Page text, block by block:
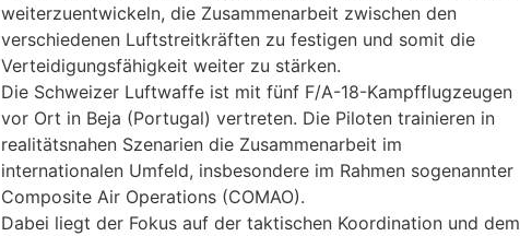
weiterzuentwickeln, die Zusammenarbeit zwischen den
verschiedenen Luftstreitkräften zu festigen und somit die
Verteidigungsfähigkeit weiter zu stärken.
Die Schweizer Luftwaffe ist mit fünf F/A-18-Kampfflugzeugen
vor Ort in Beja (Portugal) vertreten. Die Piloten trainieren in
realitätsnahen Szenarien die Zusammenarbeit im
internationalen Umfeld, insbesondere im Rahmen sogenannter
Composite Air Operations (COMAO).
Dabei liegt der Fokus auf der taktischen Koordination und dem